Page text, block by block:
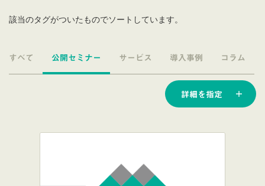
該当のタグがついたものでソートしています。
すべて 公開セミナー サービス 導入事例 コラム
詳細を指定